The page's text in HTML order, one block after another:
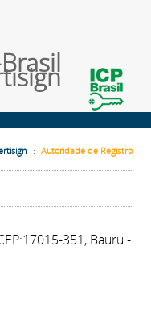
Autoridade de Registro
351, Bauru -